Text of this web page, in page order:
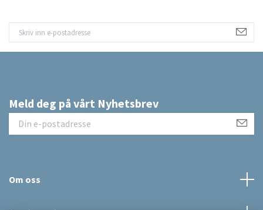
Meld deg på vårt Nyhetsbrev
Om oss